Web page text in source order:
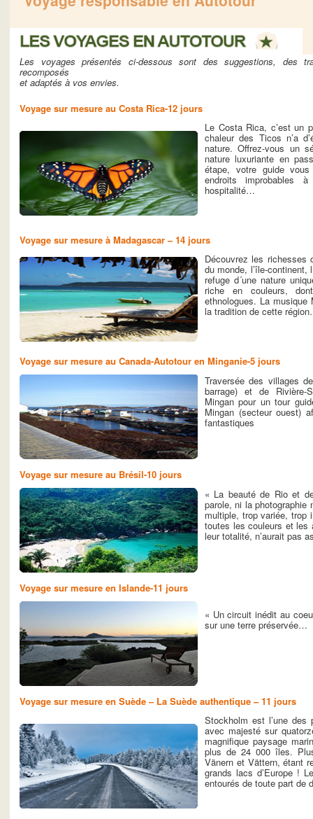
Les voyages présentés ci-dessous sont des suggestions, des
recomposés
et adaptés à vos envies.
Voyage sur mesure au Costa Rica-12 jours
Le Costa Rica, c’est un
chaleur des Ticos n’a
nature. Offrez-vous un
nature luxuriante en
étape, votre guide
endroits
hospitalité…
Voyage sur mesure à Madagascar – 14 jours
Découvrez les richesses
du monde, l’île-continent,
refuge d´une nature
riche en couleurs,
ethnologues. La
la tradition de cette
Voyage sur mesure au Canada-Autotour en Minganie-5 jours
Traversée des villages
barrage) et de Rivière-
Mingan pour un tour
Mingan (secteur ouest)
fantastiques
Voyage sur mesure au Brésil-10 jours
« La beauté de Rio et
parole, ni la photographie
multiple, trop variée, trop
toutes les couleurs et
leur totalité, n’aurait pas
Voyage sur mesure en Islande-11 jours
« Un circuit inédit au
sur une terre préservée…
Voyage sur mesure en Suède – La Suède authentique – 11 jours
Stockholm est l’une des
avec majesté sur
magnifique paysage
plus de 24 000 îles.
Vänern et Vättern, étant
grands lacs d’Europe !
entourés de toute part de